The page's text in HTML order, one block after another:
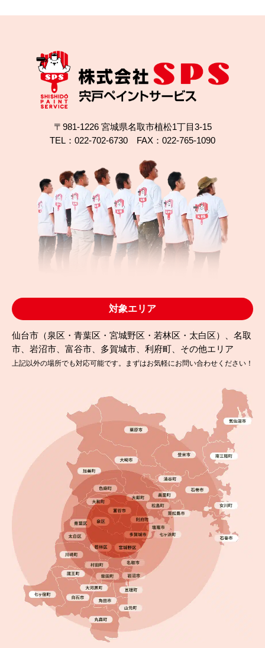
2025.09.13
仙台市太白区A様邸｜WB多彩塗装で外壁をデザイン
塗り替え
完成日 2025.08.27
錆びや色あせを解消！仙台市太白区で屋根・外壁塗
〒981-1226 宮城県名取市植松1丁目3-15
TEL：022-702-6730 FAX：022-765-1090
対象エリア
仙台市（泉区・青葉区・宮城野区・若林区・太白区）、名取
市、岩沼市、富谷市、多賀城市、利府町、その他エリア
上記以外の場所でも対応可能です。まずはお気軽にお問い合わせください！